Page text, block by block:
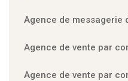
Agence de messagerie
Agence de vente par
Agence de vente par